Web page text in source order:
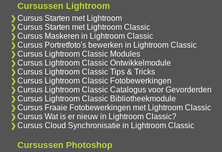
Cursussen Lightroom
Cursus Starten met Lightroom
Cursus Starten met Lightroom Classic
Cursus Maskeren in Lightroom Classic
Cursus Portretfoto's bewerken in Lightroom Classic
Cursus Lightroom Classic Modules
Cursus Lightroom Classic Ontwikkelmodule
Cursus Lightroom Classic Tips & Tricks
Cursus Lightroom Classic Fotobewerkingen
Cursus Lightroom Classic Catalogus voor Gevorderden
Cursus Lightroom Classic Bibliotheekmodule
Cursus Fraaie Fotobewerkingen met Lightroom Classic
Cursus Wat is er nieuw in Lightroom Classic?
Cursus Cloud Synchronisatie in Lightroom Classic
Cursussen Photoshop